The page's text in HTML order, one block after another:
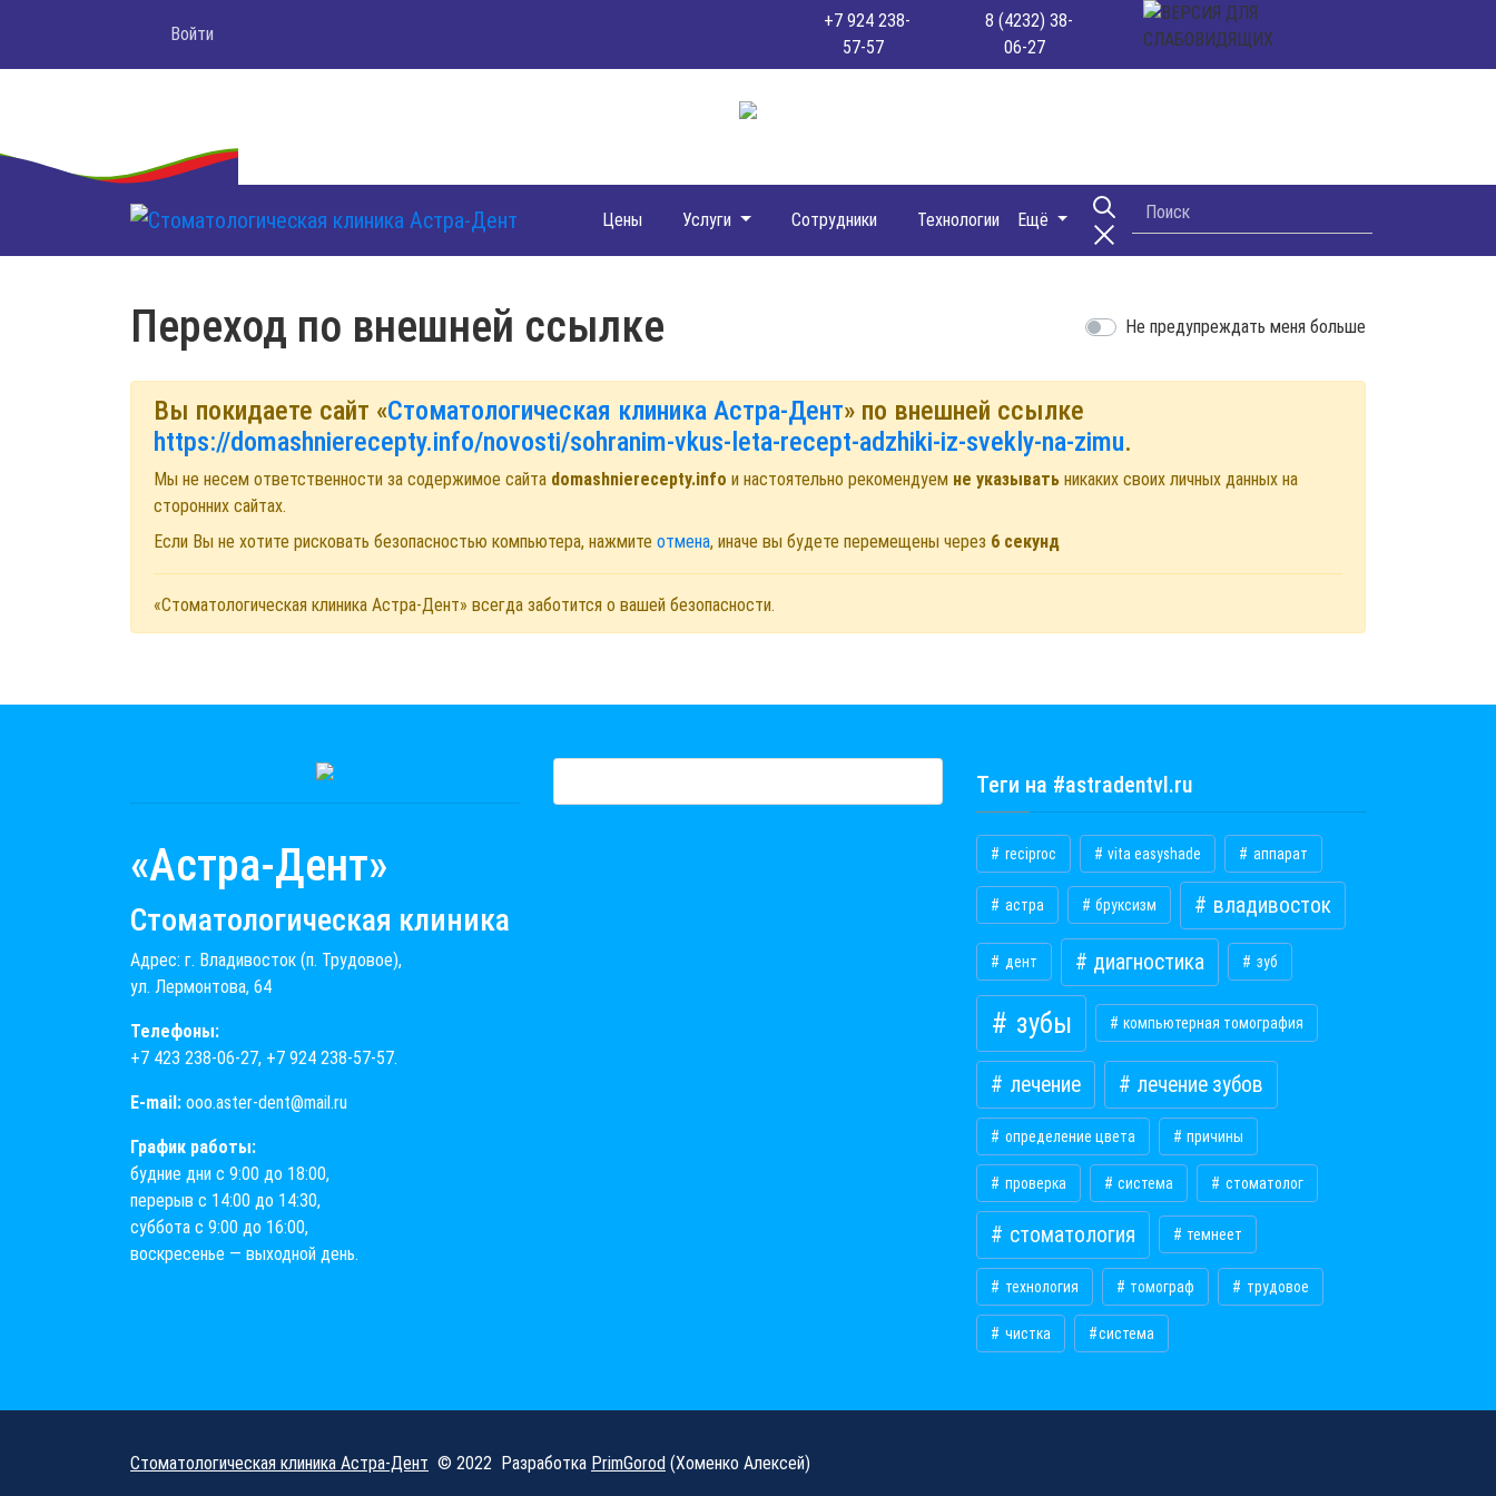
Войти
+7 924 238-
57-57
8 (4232) 38-
06-27
Цены Услуги Сотрудники Технологии Ещё
Переход по внешней ссылке Не предупреждать меня больше
Вы покидаете сайт «Стоматологическая клиника Астра-Дент» по внешней ссылке
https://domashnierecepty.info/novosti/sohranim-vkus-leta-recept-adzhiki-iz-svekly-na-zimu.
Мы не несем ответственности за содержимое сайта domashnierecepty.info и настоятельно рекомендуем не указывать никаких своих личных данных на
сторонних сайтах.
Если Вы не хотите рисковать безопасностью компьютера, нажмите отмена, иначе вы будете перемещены через 6 секунд
«Стоматологическая клиника Астра-Дент» всегда заботится о вашей безопасности.
«Астра-Дент»
Стоматологическая клиника
Адрес: г. Владивосток (п. Трудовое),
ул. Лермонтова, 64
Телефоны:
+7 423 238-06-27, +7 924 238-57-57.
E-mail: ooo.aster-dent@mail.ru
График работы:
будние дни с 9:00 до 18:00,
перерыв с 14:00 до 14:30,
суббота с 9:00 до 16:00,
воскресенье — выходной день.
Теги на #astradentvl.ru
reciproc vita easyshade аппарат
астра бруксизм владивосток
дент диагностика зуб
зубы компьютерная томография
лечение лечение зубов
определение цвета причины
проверка система стоматолог
стоматология темнеет
технология томограф трудовое
чистка ​система
Стоматологическая клиника Астра-Дент © 2022 Разработка PrimGorod (Хоменко Алексей)